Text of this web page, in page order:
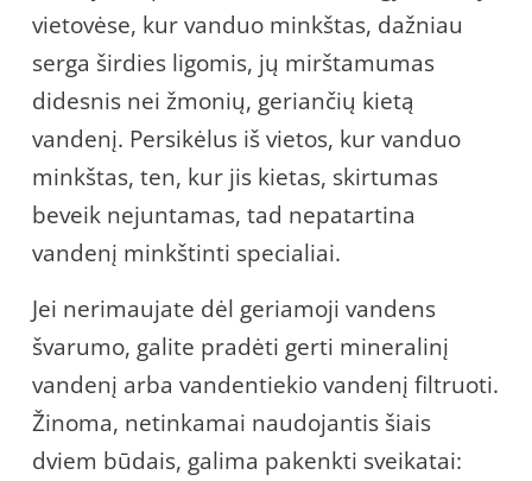
vietovėse, kur vanduo minkštas, dažniau
serga širdies ligomis, jų mirštamumas
didesnis nei žmonių, geriančių kietą
vandenį. Persikėlus iš vietos, kur vanduo
minkštas, ten, kur jis kietas, skirtumas
beveik nejuntamas, tad nepatartina
vandenį minkštinti specialiai.
Jei nerimaujate dėl geriamoji vandens
švarumo, galite pradėti gerti mineralinį
vandenį arba vandentiekio vandenį filtruoti.
Žinoma, netinkamai naudojantis šiais
dviem būdais, galima pakenkti sveikatai: